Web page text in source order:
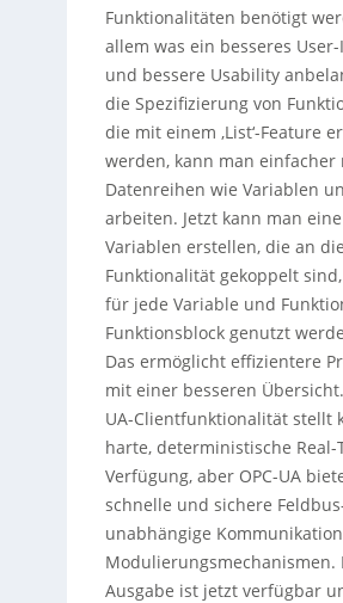
Funktionalitäten benötigt
allem was ein besseres
und bessere Usability
die Spezifizierung von
die mit einem ‚List‘-Feature
werden, kann man einfacher
Datenreihen wie Variablen
arbeiten. Jetzt kann man
Variablen erstellen, die an
Funktionalität gekoppelt
für jede Variable und
Funktionsblock genutzt
Das ermöglicht effizientere
mit einer besseren Übersicht.
UA-Clientfunktionalität stellt
harte, deterministische Real-
Verfügung, aber OPC-UA
schnelle und sichere
unabhängige
Modulierungsmechanismen.
Ausgabe ist jetzt verfügbar